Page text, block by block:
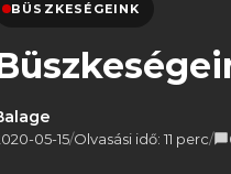
BÜSZKESÉGEINK
05-15/Olvasási idő: 11 perc/